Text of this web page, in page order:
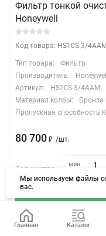
Фильтр тонкой
Honeywell
Код товара: HS10S-3/4AAM
Тип товара:
Фильтр
Производитель:
Honeywell
Артикул:
HS10S-3/4AAM
Материал колбы:
Бронза
Пропускная способность
80 700 ₽ /шт.
Количество:
мин.
Главная Каталог
Мы используем файлы
вас.